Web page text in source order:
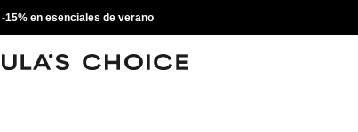
-15% en esenciales de verano